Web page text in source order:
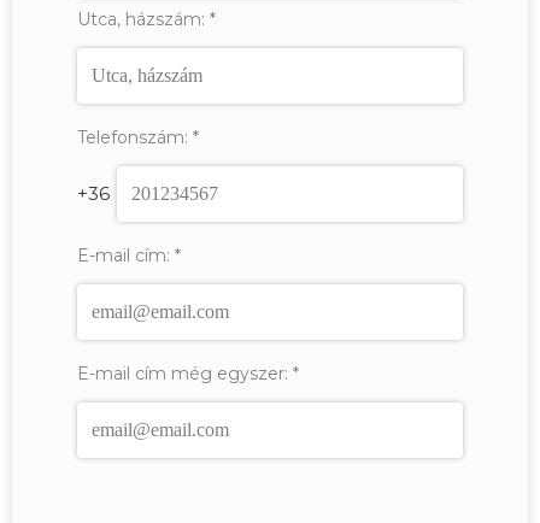
Utca, házszám: *
Telefonszám: *
+36
E-mail cím: *
E-mail cím még egyszer: *